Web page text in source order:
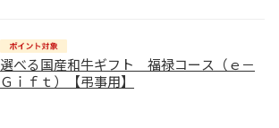
選べる国産和牛ギフト 福禄コース（ｅ－
Ｇｉｆｔ）【弔事用】